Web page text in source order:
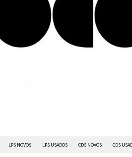
LPS NOVOS LPS USADOS CDS NOVOS CDS